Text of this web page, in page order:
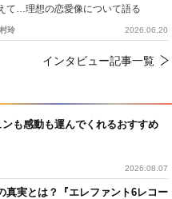
も感動も運んでくれるおすすめ
2026.08.07
真実とは？『エレファント6レコー
て…理想の恋愛像について語る
玲 2026.06.20
インタビュー記事一覧